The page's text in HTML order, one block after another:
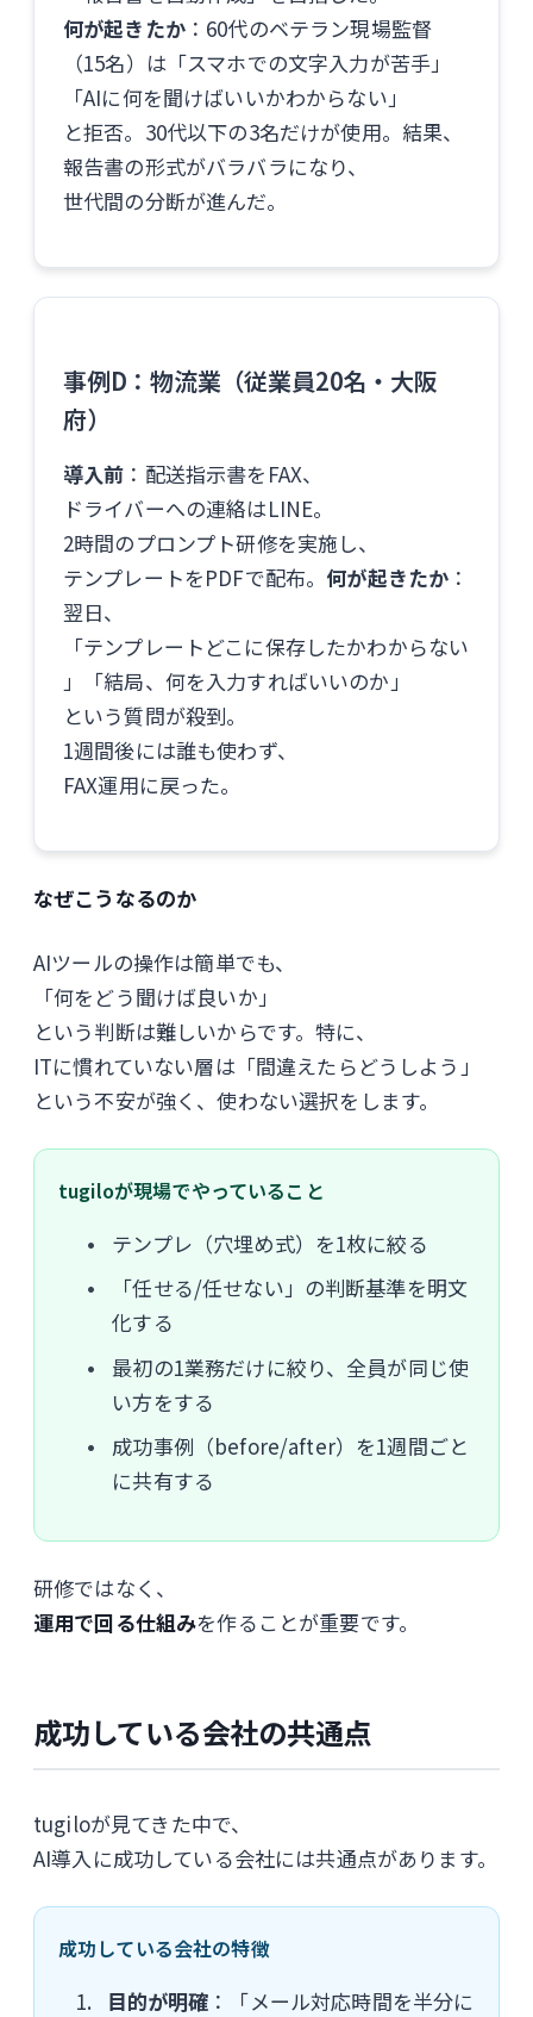
何が起きたか：60代のベテラン現場監督
（15名）は「スマホでの文字入力が苦手」
「AIに何を聞けばいいかわからない」
と拒否。30代以下の3名だけが使用。結果、
報告書の形式がバラバラになり、
世代間の分断が進んだ。
事例D：物流業（従業員20名・大阪
府）
導入前 ：配送指示書をFAX、
ドライバーへの連絡はLINE。
2時間のプロンプト研修を実施し、
テンプレートをPDFで配布。 何が起きたか ：
翌日、
「テンプレートどこに保存したかわからない
」「結局、何を入力すればいいのか」
という質問が殺到。
1週間後には誰も使わず、
FAX運用に戻った。
なぜこうなるのか
AIツールの操作は簡単でも、
「何をどう聞けば良いか」
という判断は難しいからです。特に、
ITに慣れていない層は「間違えたらどうしよう」
という不安が強く、使わない選択をします。
tugiloが現場でやっていること
テンプレ（穴埋め式）を1枚に絞る
「任せる/任せない」の判断基準を明文
化する
最初の1業務だけに絞り、全員が同じ使
い方をする
成功事例（before/after）を1週間ごと
に共有する
研修ではなく、
運用で回る仕組みを作ることが重要です。
成功している会社の共通点
tugiloが見てきた中で、
AI導入に成功している会社には共通点があります。
成功している会社の特徴
目的が明確 ：「メール対応時間を半分に